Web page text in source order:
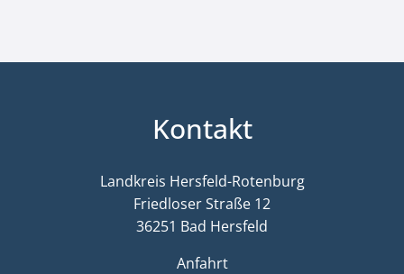
Kontakt
Landkreis Hersfeld-Rotenburg
Friedloser Straße 12
36251 Bad Hersfeld
Anfahrt